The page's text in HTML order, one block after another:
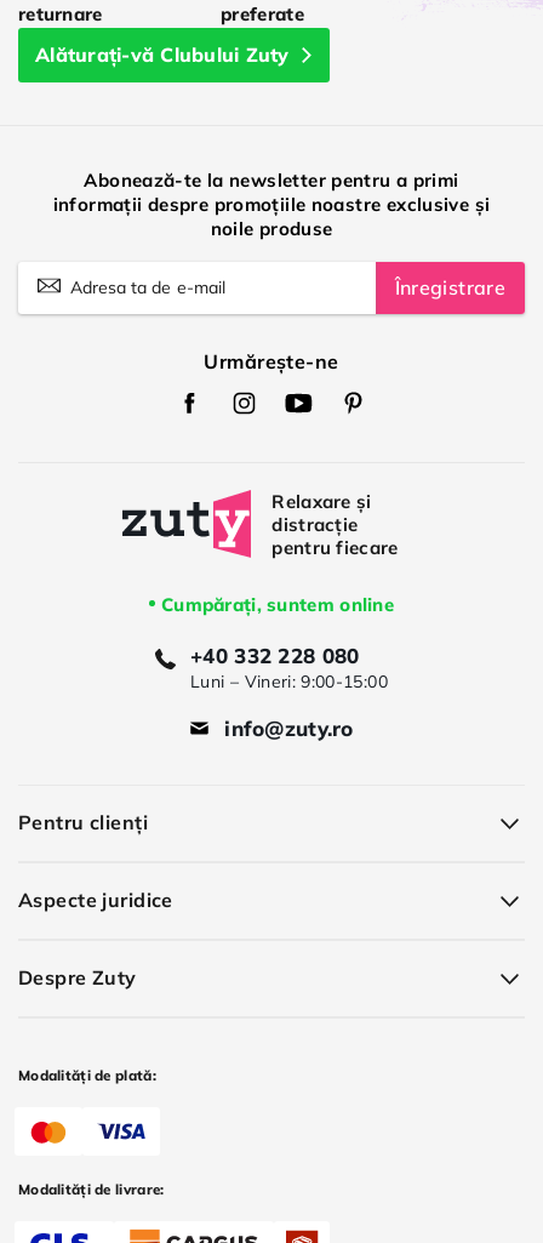
returnare
preferate
Alăturați-vă Clubului Zuty
Abonează-te la newsletter pentru a primi
informații despre promoțiile noastre exclusive și
noile produse
Înregistrare
Urmărește-ne
Zuty
Facebook
Zuty
Instagram
Zuty
Youtube
Zuty
Pinterest
Cumpărați, suntem online
+40 332 228 080
Luni – Vineri: 9:00-15:00
info@zuty.ro
Pentru clienți
Aspecte juridice
Despre Zuty
Modalități de plată:
Modalități de livrare: